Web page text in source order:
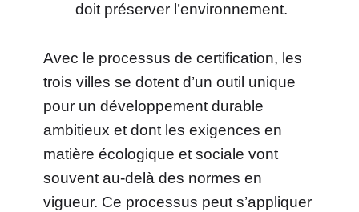
doit préserver l’environnement.
Avec le processus de certification, les
trois villes se dotent d’un outil unique
pour un développement durable
ambitieux et dont les exigences en
matière écologique et sociale vont
souvent au-delà des normes en
vigueur. Ce processus peut s’appliquer